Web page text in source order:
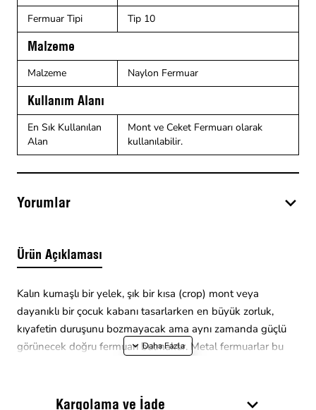
Fermuar Tipi Tip 10
Malzeme
Malzeme Naylon Fermuar
Kullanım Alanı
En Sık Kullanılan
Alan
Mont ve Ceket Fermuarı olarak
kullanılabilir.
Yorumlar
Ürün Açıklaması
Kalın kumaşlı bir yelek, şık bir kısa (crop) mont veya
dayanıklı bir çocuk kabanı tasarlarken en büyük zorluk,
kıyafetin duruşunu bozmayacak ama aynı zamanda güçlü
görünecek doğru fermuarı bulmaktır. Metal fermuarlar bu
bozulur. ⚠ Tasarımlarınızdaki bu denge problemini47 cm
Kargolama ve İade